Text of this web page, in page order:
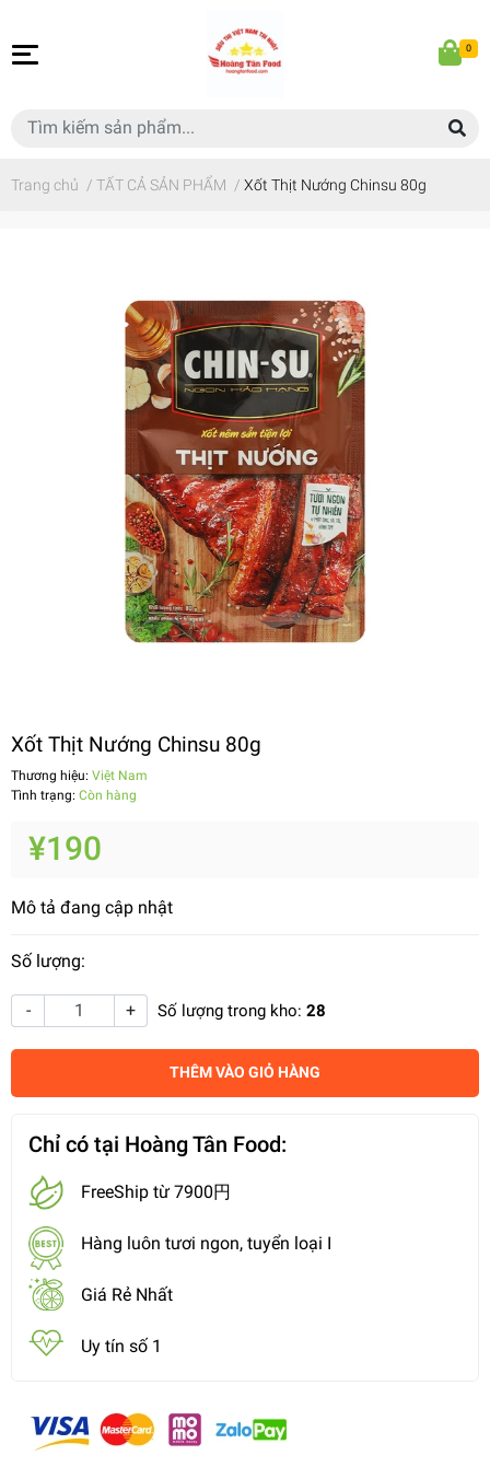
0
Trang chủ / TẤT CẢ SẢN PHẨM / Xốt Thịt Nướng Chinsu 80g
Xốt Thịt Nướng Chinsu 80g
Thương hiệu: Việt Nam
Tình trạng: Còn hàng
¥190
Mô tả đang cập nhật
Số lượng:
- + Số lượng trong kho: 28
THÊM VÀO GIỎ HÀNG
Chỉ có tại Hoàng Tân Food:
FreeShip từ 7900円
Hàng luôn tươi ngon, tuyển loại I
Giá Rẻ Nhất
Uy tín số 1